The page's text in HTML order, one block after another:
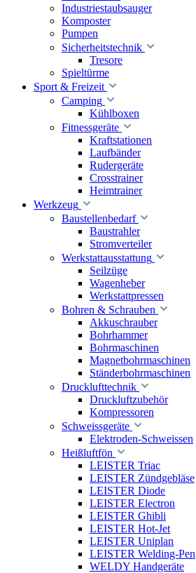
Industriestaubsauger
Komposter
Pumpen
Sicherheitstechnik
Tresore
Spieltürme
Sport & Freizeit
Camping
Kühlboxen
Fitnessgeräte
Kraftstationen
Laufbänder
Rudergeräte
Crosstrainer
Heimtrainer
Werkzeug
Baustellenbedarf
Baustrahler
Stromverteiler
Werkstattausstattung
Seilzüge
Wagenheber
Werkstattpressen
Bohren & Schrauben
Akkuschrauber
Bohrhammer
Bohrmaschinen
Magnetbohrmaschinen
Ständerbohrmaschinen
Drucklufttechnik
Druckluftzubehör
Kompressoren
Schweissgeräte
Elektroden-Schweissen
Heißluftfön
LEISTER Triac
LEISTER Zündgebläse
LEISTER Diode
LEISTER Electron
LEISTER Ghibli
LEISTER Hot-Jet
LEISTER Uniplan
LEISTER Welding-Pen
WELDY Handgeräte